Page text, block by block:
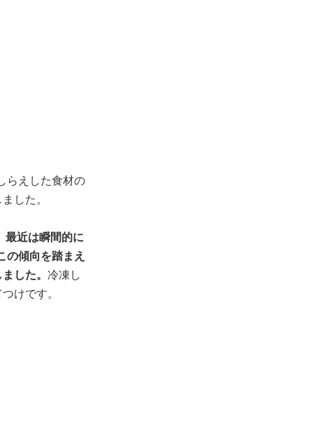
らえした食材の
した。
最近は瞬間的に
の傾向を踏まえ
した。 冷凍し
けです。